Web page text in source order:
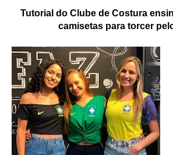
Tutorial do Clube de Costura
camisetas para torcer